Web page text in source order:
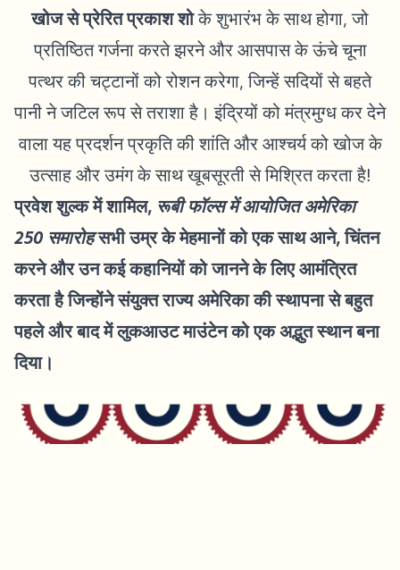
खोज से प्रेरित प्रकाश शोके शुभारंभ के साथ होगा, जो
प्रतिष्ठित गर्जना करते झरने और आसपास के ऊंचे चूना
पत्थर की चट्टानों को रोशन करेगा, जिन्हें सदियों से बहते
पानी ने जटिल रूप से तराशा है। इंद्रियों को मंत्रमुग्ध कर देने
वाला यह प्रदर्शन प्रकृति की शांति और आश्चर्य को खोज के
उत्साह और उमंग के साथ खूबसूरती से मिश्रित करता है!
प्रवेश शुल्क में शामिल, रूबी फॉल्स में आयोजित अमेरिका
250 समारोहसभी उम्र के मेहमानों को एक साथ आने, चिंतन
करने और उन कई कहानियों को जानने के लिए आमंत्रित
करता है जिन्होंने संयुक्त राज्य अमेरिका की स्थापना से बहुत
पहले और बाद में लुकआउट माउंटेन को एक अद्भुत स्थान बना
दिया।